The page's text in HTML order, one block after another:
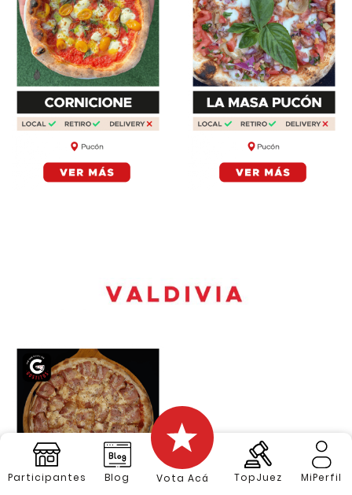
Participantes Blog Vota Acá TopJuez MiPerfil